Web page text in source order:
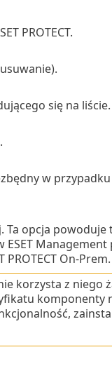
PROTECT.
się na liście.
w
. Ta opcja
Management
On-Prem.
korzysta z niego
komponenty